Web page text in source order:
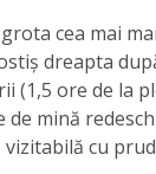
cea mai
dreapta
(1,5 ore de la
de mină
cu